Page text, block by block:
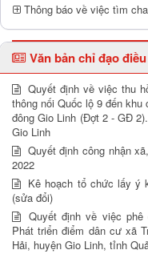
Thông báo về việc tìm
Văn bản chỉ đạo
Quyết định về việc thu
thông nối Quốc lộ 9 đến
đông Gio Linh (Đợt 2 - GĐ
Gio Linh
Quyết định công nhận
2022
Kê hoạch tổ chức lấy ý
(sửa đổi)
Quyết định về việc
Phát triển điểm dân cư xã
Hải, huyện Gio Linh, tỉnh